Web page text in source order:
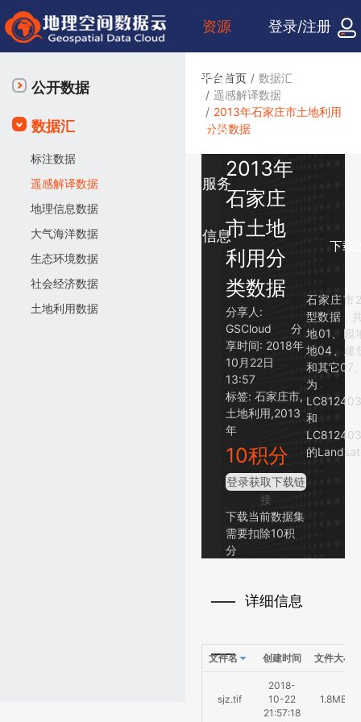
资源
检索
众包
服务
信息
登录/注册
公开数据
数据汇
标注数据
遥感解译数据
地理信息数据
大气海洋数据
生态环境数据
社会经济数据
土地利用数据
平台首页
数据汇
遥感解译数据
2013年石家庄市土地利用
分类数据
2013年
石家庄
市土地
利用分
类数据
分享人:
GSCloud
分
享时间: 2018年
10月22日
13:57
标签:石家庄市,
土地利用,2013
年
10积分
登录获取下载链
接
下载当前数据集
需要扣除10积
分
下载
石家庄市
型数据，
地01、园
地04、建
和其它07
为
和
的
详细信息
文件名 创建时间 文件大小
sjz.tif
2018-
10-22
21:57:18
1.8MB